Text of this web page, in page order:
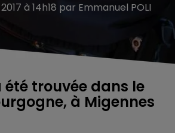
à 14h18 par Emmanuel POLI
été trouvée dans le
à Migennes